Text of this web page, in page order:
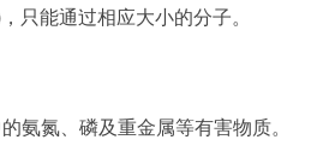
只能通过相应大小的分子。
氨氮、磷及重金属等有害物质。